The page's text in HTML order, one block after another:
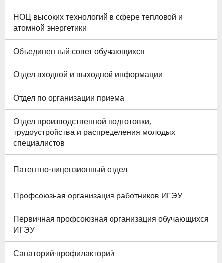
НОЦ высоких технологий в сфере тепловой и
атомной энергетики
Объединенный совет обучающихся
Отдел входной и выходной информации
Отдел по организации приема
Отдел производственной подготовки,
трудоустройства и распределения молодых
специалистов
Патентно-лицензионный отдел
Профсоюзная организация работников ИГЭУ
Первичная профсоюзная организация обучающихся
ИГЭУ
Санаторий-профилакторий